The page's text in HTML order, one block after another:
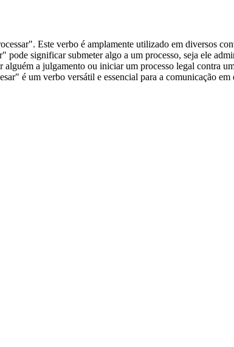
Este verbo é amplamente utilizado em diversos
significar submeter algo a um processo, seja ele
a julgamento ou iniciar um processo legal contra
é um verbo versátil e essencial para a comunicação